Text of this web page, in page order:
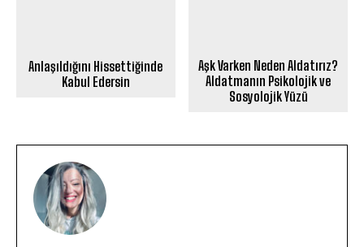
Anlaşıldığını Hissettiğinde
Kabul Edersin
Aşk Varken Neden Aldatırız?
Aldatmanın Psikolojik ve
Sosyolojik Yüzü